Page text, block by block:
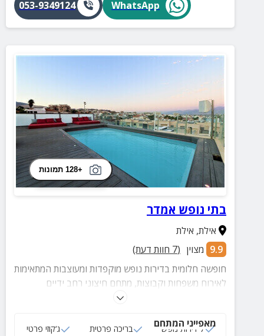
WhatsApp
053-9349124
+128 תמונות
בתי נופש אמדר
אילת, אילת
9.9 מצוין (
7 חוות דעת)
חופשה חלומית בדירות נופש מוקפדות ומעוצבות המתאימות
לאירוח משפחות וקבוצות, מתחם חיצוני רחב ידיים
ופסטורלי הכולל בריכה גדולה המחוממת בחורף וג'קוזי
מאפייני המתחם
7 דירות נופש בריכה פרטית ג‘קוזי פרטי